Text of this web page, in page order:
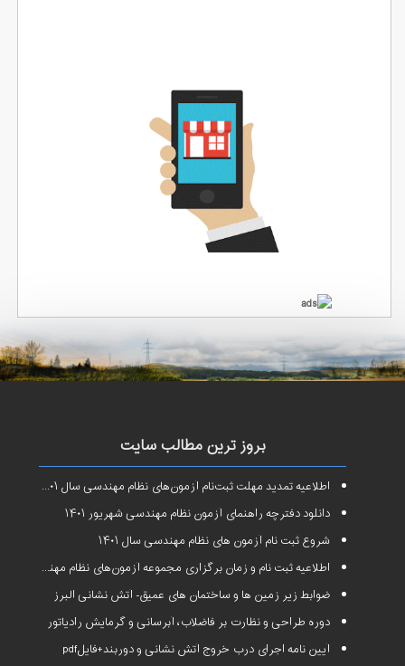
بروز ترین مطالب سایت
اطلاعیه تمدید مهلت ثبت‌نام آزمون‌های نظام مهندسی سال ۱۴۰۱
دانلود دفترچه راهنمای آزمون نظام مهندسی شهریور ۱۴۰۱
شروع ثبت نام آزمون های نظام مهندسی سال ۱۴۰۱
اطلاعیه ثبت نام و زمان برگزاری مجموعه آزمون‌های نظام مهندسی ساختمان سال ۱۴۰۱
ضوابط زیر زمین ها و ساختمان های عمیق- آتش نشانی البرز
دوره طراحی و نظارت بر فاضلاب، آبرسانی و گرمایش رادیاتور
آیین نامه اجرای درب خروج آتش نشانی و دوربند+فایلpdf